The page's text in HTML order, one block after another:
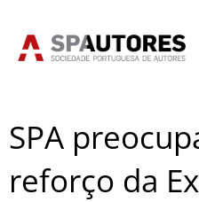
SPA
reforço da